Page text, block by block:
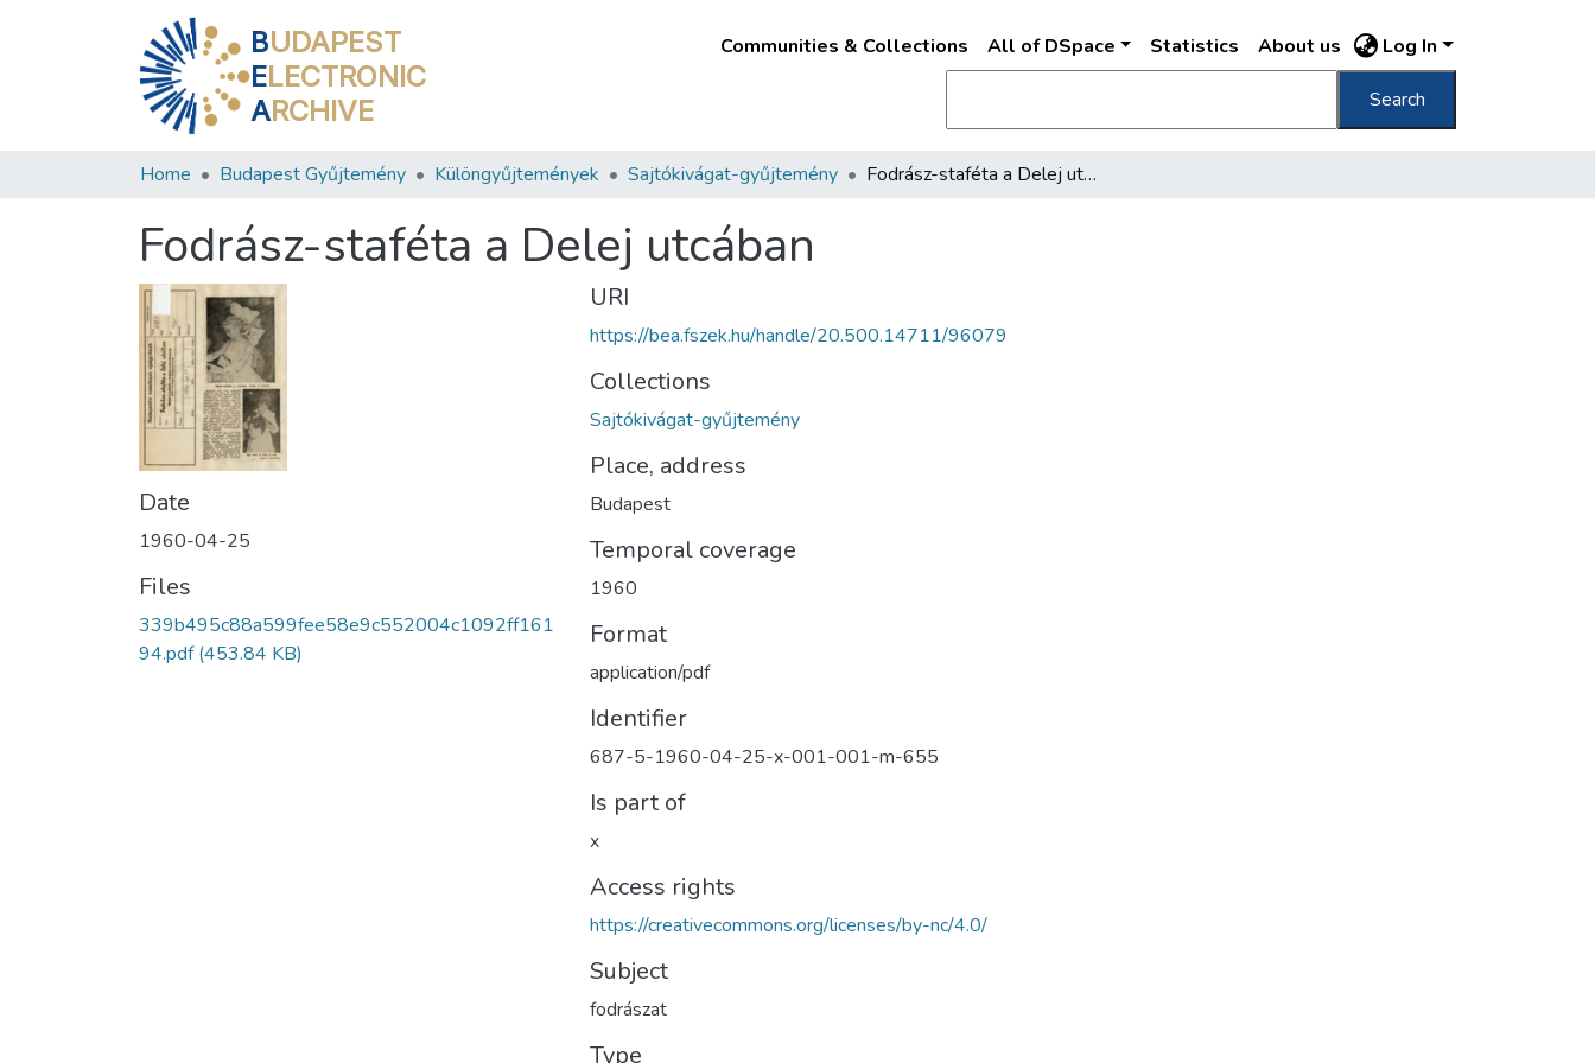
BUDAPEST
ELECTRONIC
ARCHIVE
Communities & Collections All of DSpace Statistics About us Log In
Search
Home Budapest Gyűjtemény Különgyűjtemények Sajtókivágat-gyűjtemény Fodrász-staféta a Delej utcában
Fodrász-staféta a Delej utcában
Date
1960-04-25
Files
339b495c88a599fee58e9c552004c1092ff161
94.pdf(453.84 KB)
URI
https://bea.fszek.hu/handle/20.500.14711/96079
Collections
Sajtókivágat-gyűjtemény
Place, address
Budapest
Temporal coverage
1960
Format
application/pdf
Identifier
687-5-1960-04-25-x-001-001-m-655
Is part of
x
Access rights
https://creativecommons.org/licenses/by-nc/4.0/
Subject
fodrászat
Type